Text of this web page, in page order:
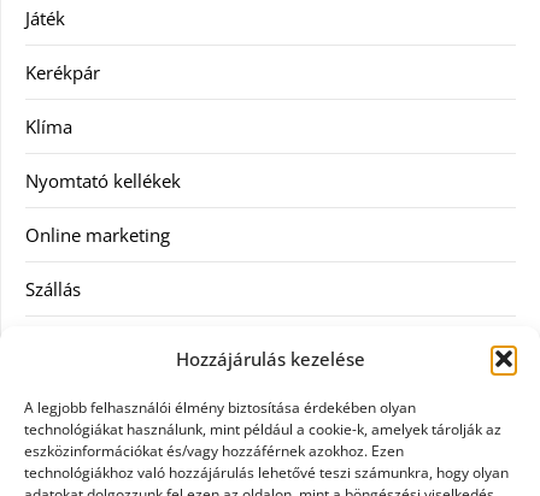
Hozzájárulás kezelése
A legjobb felhasználói élmény biztosítása érdekében olyan
technológiákat használunk, mint például a cookie-k, amelyek tárolják az
eszközinformációkat és/vagy hozzáférnek azokhoz. Ezen
technológiákhoz való hozzájárulás lehetővé teszi számunkra, hogy olyan
Játék
Kerékpár
Klíma
Nyomtató kellékek
Online marketing
Szállás
Szellőztető
Szolgáltatás